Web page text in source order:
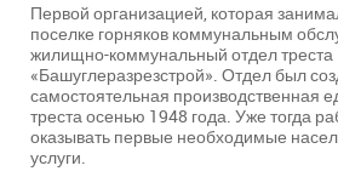
Первой организацией, которая
поселке горняков коммунальным
жилищно-коммунальный отдел треста
«Башуглеразрезстрой». Отдел был
самостоятельная производственная
треста осенью 1948 года. Уже тогда
оказывать первые необходимые
услуги.